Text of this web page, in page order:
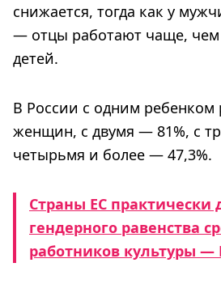
снижается, тогда как у
— отцы работают чаще,
детей.
В России с одним ребенком
женщин, с двумя — 81%, с
четырьмя и более — 47,3%.
Страны ЕС практически
гендерного равенства
работников культуры —